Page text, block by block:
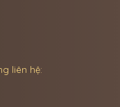
liên hệ: